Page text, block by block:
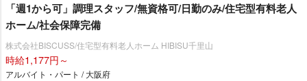
「週1から可」調理スタッフ/無資格可/日勤のみ/住宅型有料老人
ホーム/社会保障完備
株式会社BISCUSS/住宅型有料老人ホーム HIBISU千里山
時給1,177円～
アルバイト・パート / 大阪府